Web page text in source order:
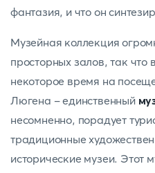
фантазия, и что он
Музейная коллекция
просторных залов, так что
некоторое время на
Люгена - единственный
несомненно, порадует
традиционные
исторические музеи. Этот